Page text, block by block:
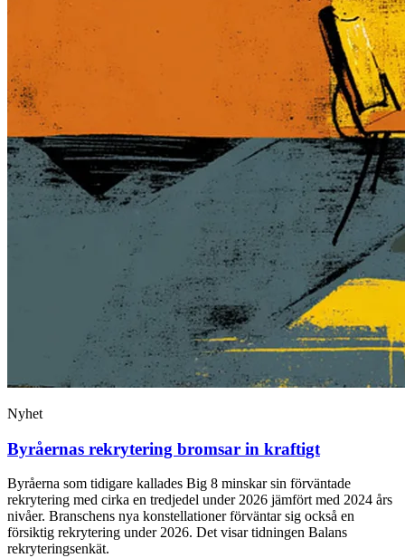
Nyhet
Byråernas rekrytering bromsar in kraftigt
Byråerna som tidigare kallades Big 8 minskar sin förväntade
rekrytering med cirka en tredjedel under 2026 jämfört med 2024 års
nivåer. Branschens nya konstellationer förväntar sig också en
försiktig rekrytering under 2026. Det visar tidningen Balans
rekryteringsenkät.